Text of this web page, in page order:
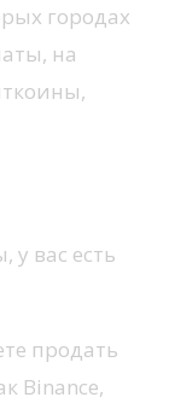
городах
на
вас есть
продать
Binance,